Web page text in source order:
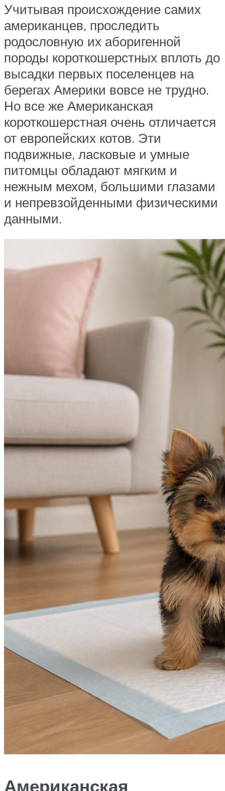
Учитывая происхождение самих
американцев, проследить
родословную их аборигенной
породы короткошерстных вплоть до
высадки первых поселенцев на
берегах Америки вовсе не трудно.
Но все же Американская
короткошерстная очень отличается
от европейских котов. Эти
подвижные, ласковые и умные
питомцы обладают мягким и
нежным мехом, большими глазами
и непревзойденными физическими
данными.
Американская